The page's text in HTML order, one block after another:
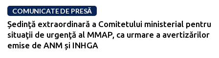
COMUNICATE DE PRESĂ
Ședinţă extraordinară a Comitetului ministerial pentru
situaţii de urgenţă al MMAP, ca urmare a avertizărilor
emise de ANM și INHGA